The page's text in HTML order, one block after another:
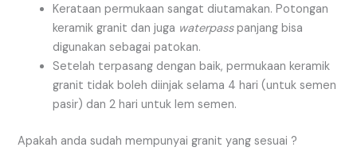
Kerataan permukaan sangat diutamakan. Potongan
keramik granit dan juga waterpasspanjang bisa
digunakan sebagai patokan.
Setelah terpasang dengan baik, permukaan keramik
granit tidak boleh diinjak selama 4 hari (untuk semen
pasir) dan 2 hari untuk lem semen.
Apakah anda sudah mempunyai granit yang sesuai ?